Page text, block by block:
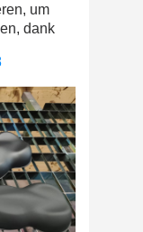
um
dank